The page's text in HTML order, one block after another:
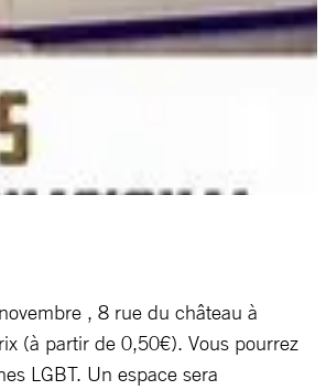
, 8 rue du château à
(à partir de 0,50€). Vous pourrez
LGBT. Un espace sera